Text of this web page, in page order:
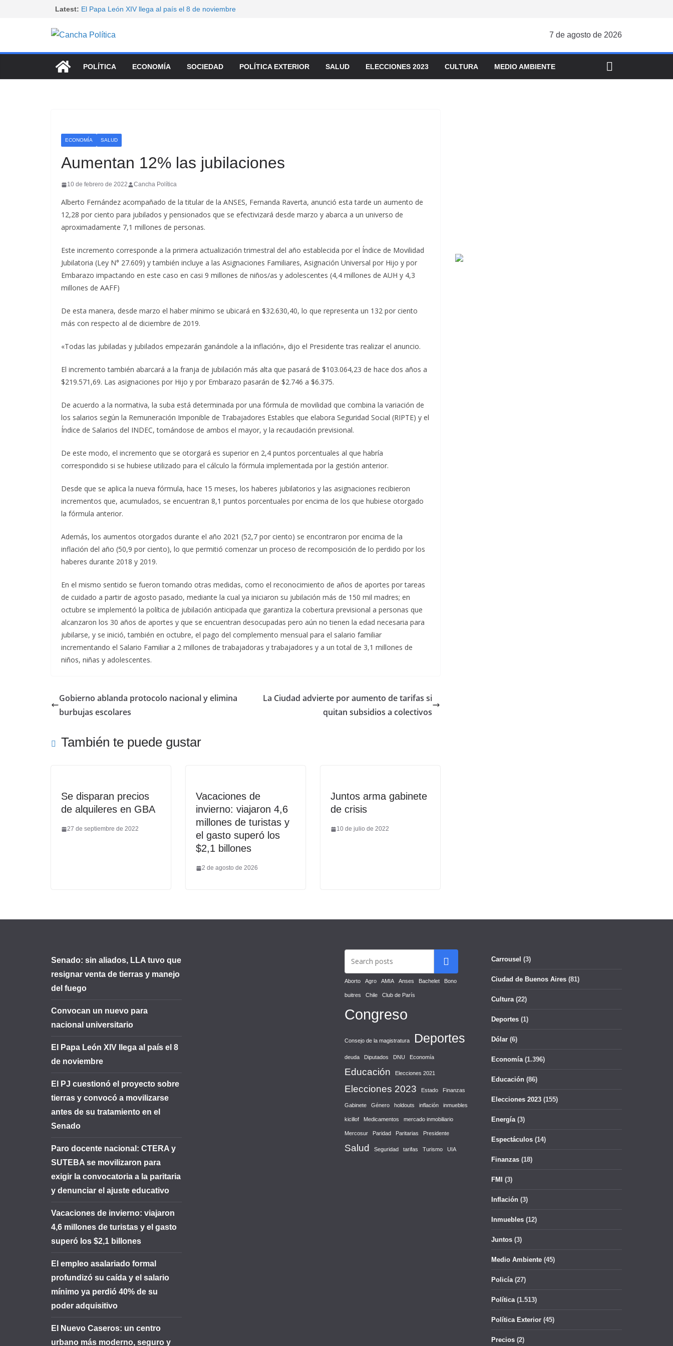
Latest: El Papa León XIV llega al país el 8 de noviembre
Paro docente nacional: CTERA y SUTEBA se movilizaron para
Senado: sin aliados, LLA tuvo que resignar venta de tierras y
manejo del fuego
7 de agosto de 2026
POLÍTICA ECONOMÍA SOCIEDAD POLÍTICA EXTERIOR SALUD ELECCIONES 2023 CULTURA MEDIO AMBIENTE
ECONOMÍA SALUD
Aumentan 12% las jubilaciones
10 de febrero de 2022 Cancha Política
Alberto Fernández acompañado de la titular de la ANSES, Fernanda Raverta, anunció esta tarde un aumento de
12,28 por ciento para jubilados y pensionados que se efectivizará desde marzo y abarca a un universo de
aproximadamente 7,1 millones de personas.
Este incremento corresponde a la primera actualización trimestral del año establecida por el Índice de Movilidad
Jubilatoria (Ley N° 27.609) y también incluye a las Asignaciones Familiares, Asignación Universal por Hijo y por
Embarazo impactando en este caso en casi 9 millones de niños/as y adolescentes (4,4 millones de AUH y 4,3
millones de AAFF)
De esta manera, desde marzo el haber mínimo se ubicará en $32.630,40, lo que representa un 132 por ciento
más con respecto al de diciembre de 2019.
«Todas las jubiladas y jubilados empezarán ganándole a la inflación», dijo el Presidente tras realizar el anuncio.
El incremento también abarcará a la franja de jubilación más alta que pasará de $103.064,23 de hace dos años a
$219.571,69. Las asignaciones por Hijo y por Embarazo pasarán de $2.746 a $6.375.
De acuerdo a la normativa, la suba está determinada por una fórmula de movilidad que combina la variación de
los salarios según la Remuneración Imponible de Trabajadores Estables que elabora Seguridad Social (RIPTE) y el
Índice de Salarios del INDEC, tomándose de ambos el mayor, y la recaudación previsional.
De este modo, el incremento que se otorgará es superior en 2,4 puntos porcentuales al que habría
correspondido si se hubiese utilizado para el cálculo la fórmula implementada por la gestión anterior.
Desde que se aplica la nueva fórmula, hace 15 meses, los haberes jubilatorios y las asignaciones recibieron
incrementos que, acumulados, se encuentran 8,1 puntos porcentuales por encima de los que hubiese otorgado
la fórmula anterior.
Además, los aumentos otorgados durante el año 2021 (52,7 por ciento) se encontraron por encima de la
inflación del año (50,9 por ciento), lo que permitió comenzar un proceso de recomposición de lo perdido por los
haberes durante 2018 y 2019.
En el mismo sentido se fueron tomando otras medidas, como el reconocimiento de años de aportes por tareas
de cuidado a partir de agosto pasado, mediante la cual ya iniciaron su jubilación más de 150 mil madres; en
octubre se implementó la política de jubilación anticipada que garantiza la cobertura previsional a personas que
alcanzaron los 30 años de aportes y que se encuentran desocupadas pero aún no tienen la edad necesaria para
jubilarse, y se inició, también en octubre, el pago del complemento mensual para el salario familiar
incrementando el Salario Familiar a 2 millones de trabajadoras y trabajadores y a un total de 3,1 millones de
niños, niñas y adolescentes.
Gobierno ablanda protocolo nacional y elimina
burbujas escolares
La Ciudad advierte por aumento de tarifas si
quitan subsidios a colectivos
También te puede gustar
Se disparan precios
de alquileres en GBA
27 de septiembre de 2022
Vacaciones de
invierno: viajaron 4,6
millones de turistas y
el gasto superó los
$2,1 billones
2 de agosto de 2026
Juntos arma gabinete
de crisis
10 de julio de 2022
Senado: sin aliados, LLA tuvo que
resignar venta de tierras y manejo
del fuego
Convocan un nuevo para
nacional universitario
El Papa León XIV llega al país el 8
de noviembre
El PJ cuestionó el proyecto sobre
tierras y convocó a movilizarse
antes de su tratamiento en el
Senado
Paro docente nacional: CTERA y
SUTEBA se movilizaron para
exigir la convocatoria a la paritaria
y denunciar el ajuste educativo
Vacaciones de invierno: viajaron
4,6 millones de turistas y el gasto
superó los $2,1 billones
El empleo asalariado formal
profundizó su caída y el salario
mínimo ya perdió 40% de su
poder adquisitivo
El Nuevo Caseros: un centro
urbano más moderno, seguro y
Aborto Agro AMIA Anses Bachelet Bono
buitres Chile Club de París
Congreso
Consejo de la magistratura Deportes
deuda Diputados DNU Economía
Educación Elecciones 2021
Elecciones 2023 Estado Finanzas
Gabinete Género holdouts inflación inmuebles
kicillof Medicamentos mercado inmobiliario
Mercosur Paridad Paritarias Presidente
Salud Seguridad tarifas Turismo UIA
Carrousel (3)
Ciudad de Buenos Aires (81)
Cultura(22)
Deportes (1)
Dólar (6)
Economía(1.396)
Educación (86)
Elecciones 2023 (155)
Energía(3)
Espectáculos (14)
Finanzas (18)
FMI (3)
Inflación (3)
Inmuebles (12)
Juntos (3)
Medio Ambiente (45)
Policía(27)
Política(1.513)
Política Exterior (45)
Precios (2)